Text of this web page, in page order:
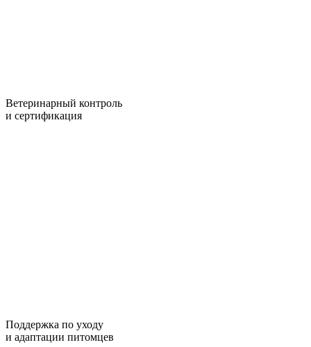
Ветеринарный контроль
и сертификация
Поддержка по уходу
и адаптации питомцев